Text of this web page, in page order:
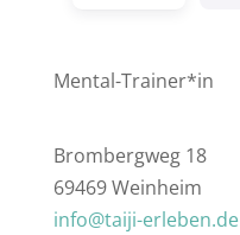
Mental-Trainer*in
Brombergweg 18
69469 Weinheim
info@taiji-erleben.de